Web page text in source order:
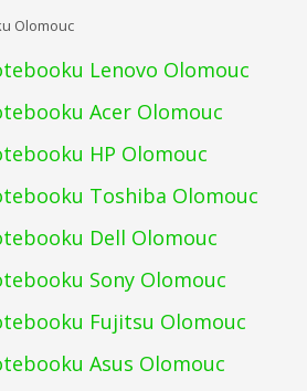
Olomouc
Lenovo Olomouc
Acer Olomouc
HP Olomouc
Toshiba Olomouc
Dell Olomouc
Sony Olomouc
Fujitsu Olomouc
Asus Olomouc